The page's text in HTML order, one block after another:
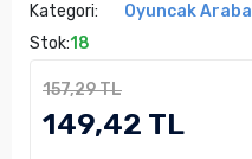
Kategori:
Oyuncak
Stok:18
157,29 TL
149,42 TL